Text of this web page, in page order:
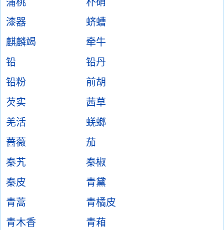
漆器
蛴螬
麒麟竭
牵牛
铅
铅丹
铅粉
前胡
芡实
茜草
羌活
蜣螂
蔷薇
茄
秦艽
秦椒
秦皮
青黛
青蒿
青橘皮
青木香
青葙